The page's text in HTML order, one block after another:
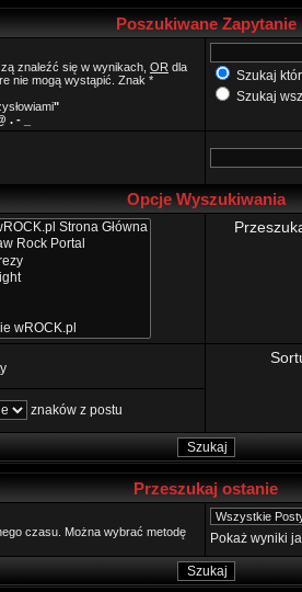
Poszukiwane Zapytanie
znaleźć się w wynikach, OR dla
nie mogą wystąpić. Znak *
"
. - _
Szukaj
Szukaj
Opcje Wyszukiwania
znaków z postu
Przeszukaj ostanie
czasu. Można wybrać metodę
Pokaż wyniki